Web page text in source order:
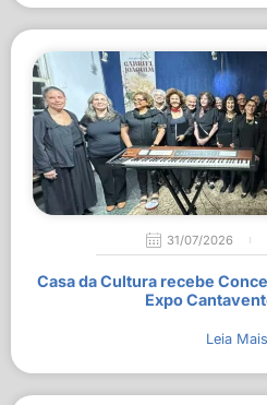
31/07/2026
Casa da Cultura recebe
Expo
Leia Mais